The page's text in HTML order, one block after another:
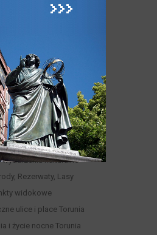
Torunia
dzielnice Torunia
dziedzictwo Torunia
w Toruniu
turystyczna Torunia
Sztuka, Rozrywka
wydarzenia kulturalne
Rezerwaty, Lasy
widokowe
ulice i place Torunia
i życie nocne Torunia